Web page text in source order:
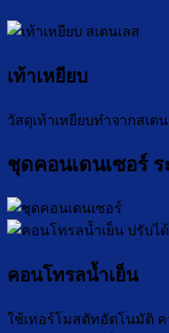
เท้าเหยียบ
วัสดุเท้าเหยียบทำจากสเต
ชุดคอนเดนเซอร์
คอนโทรลน้ำเย็น
ใช้เทอร์โมสตัทอัตโนมัติ